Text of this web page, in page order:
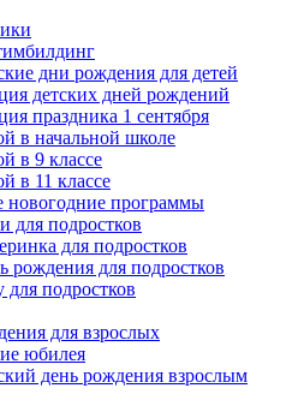
дни рождения для детей
детских дней рождений
праздника 1 сентября
в начальной школе
в 9 классе
в 11 классе
новогодние программы
для подростков
для подростков
рождения для подростков
подростков
для взрослых
юбилея
день рождения взрослым